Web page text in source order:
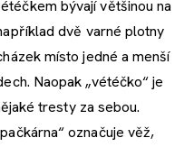
bývají většinou na
dvě varné plotny
místo jedné a menší
Naopak „vétéčko“ je
tresty za sebou.
označuje věž,